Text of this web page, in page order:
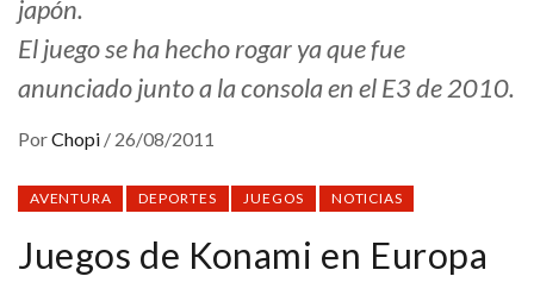
japón.
El juego se ha hecho rogar ya que fue
anunciado junto a la consola en el E3 de 2010.
PorChopi / 26/08/2011
AVENTURA DEPORTES JUEGOS NOTICIAS
Juegos de Konami en Europa